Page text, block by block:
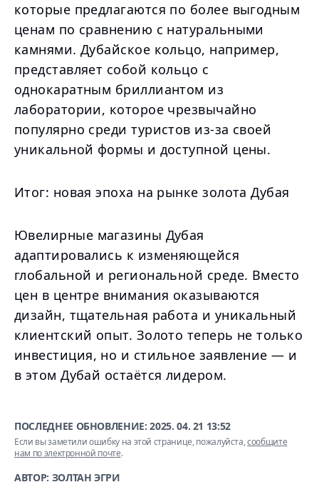
которые предлагаются по более выгодным
ценам по сравнению с натуральными
камнями. Дубайское кольцо, например,
представляет собой кольцо с
однокаратным бриллиантом из
лаборатории, которое чрезвычайно
популярно среди туристов из-за своей
уникальной формы и доступной цены.
Итог: новая эпоха на рынке золота Дубая
Ювелирные магазины Дубая
адаптировались к изменяющейся
глобальной и региональной среде. Вместо
цен в центре внимания оказываются
дизайн, тщательная работа и уникальный
клиентский опыт. Золото теперь не только
инвестиция, но и стильное заявление — и
в этом Дубай остаётся лидером.
ПОСЛЕДНЕЕ ОБНОВЛЕНИЕ:2025. 04. 21 13:52
Если вы заметили ошибку на этой странице, пожалуйста,сообщите
нам по электронной почте.
АВТОР: ЗОЛТАН ЭГРИ